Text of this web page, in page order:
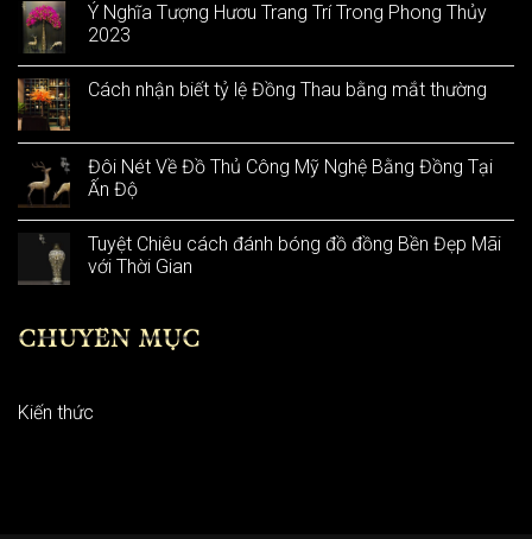
Ý Nghĩa Tượng Hươu Trang Trí Trong Phong Thủy
2023
Cách nhận biết tỷ lệ Đồng Thau bằng mắt thường
Đôi Nét Về Đồ Thủ Công Mỹ Nghệ Bằng Đồng Tại
Ấn Độ
Tuyệt Chiêu cách đánh bóng đồ đồng Bền Đẹp Mãi
với Thời Gian
CHUYÊN MỤC
Kiến thức